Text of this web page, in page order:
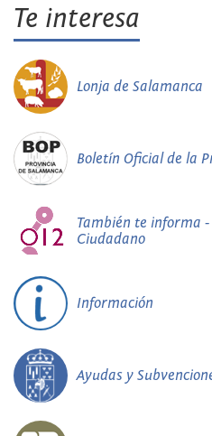
Te interesa
Lonja de Salamanca
Boletín Oficial de la
También te informa -
Ciudadano
Información
Ayudas y